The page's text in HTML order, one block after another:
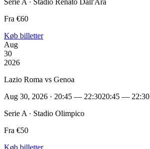
Fra €60
Køb billetter
Aug
30
2026
Lazio Roma vs Genoa
Aug 30, 2026 · 20:45 — 22:3020:45 — 22:30
Serie A · Stadio Olimpico
Fra €50
Køb billetter